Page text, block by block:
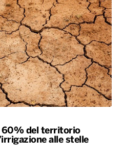
60% del territorio
alle stelle